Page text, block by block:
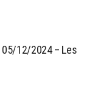
05/12/2024 – Les